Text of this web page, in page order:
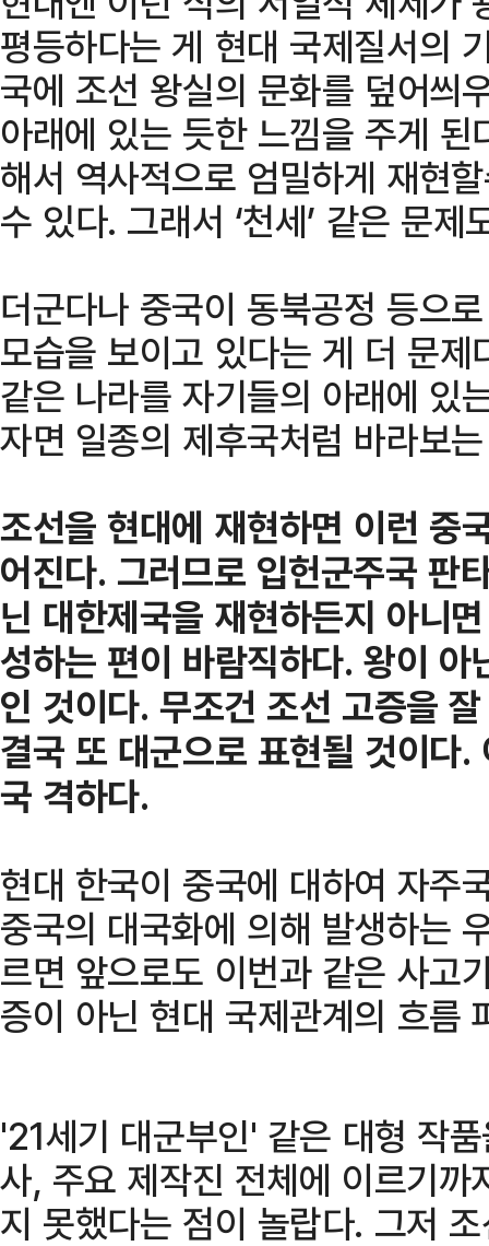
평등하다는 게 현대 국제질서의
국에 조선 왕실의 문화를 덮어씌
아래에 있는 듯한 느낌을 주게
해서 역사적으로 엄밀하게 재현
수 있다. 그래서 ‘천세’ 같은 문제
더군다나 중국이 동북공정 등으
모습을 보이고 있다는 게 더 문
같은 나라를 자기들의 아래에 있
자면 일종의 제후국처럼 바라보
조선을 현대에 재현하면 이런 중
어진다. 그러므로 입헌군주국 판
닌 대한제국을 재현하든지 아니
성하는 편이 바람직하다. 왕이
인 것이다. 무조건 조선 고증을
결국 또 대군으로 표현될 것이다
국 격하다.
현대 한국이 중국에 대하여 자주
중국의 대국화에 의해 발생하는
르면 앞으로도 이번과 같은 사고
증이 아닌 현대 국제관계의 흐름
'21세기 대군부인' 같은 대형 작
사, 주요 제작진 전체에 이르기
지 못했다는 점이 놀랍다. 그저